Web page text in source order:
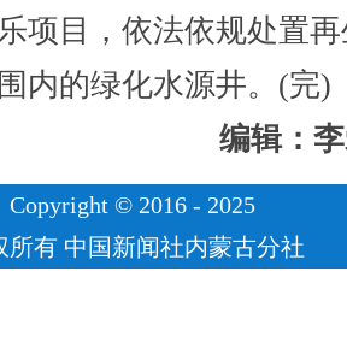
项目，依法依规处置
内的绿化水源井。(完)
编辑：
Copyright © 2016 - 2025
所有 中国新闻社内蒙古分社